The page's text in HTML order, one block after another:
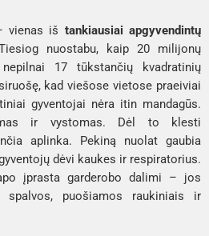
vienas iš tankiausiai apgyvendintų
nuostabu, kaip 20 milijonų
17 tūkstančių kvadratinių
kad viešose vietose praeiviai
gyventojai nėra itin mandagūs.
ir vystomas. Dėl to klesti
aplinka. Pekiną nuolat gaubia
dėvi kaukes ir respiratorius.
įprasta garderobo dalimi – jos
spalvos, puošiamos raukiniais ir